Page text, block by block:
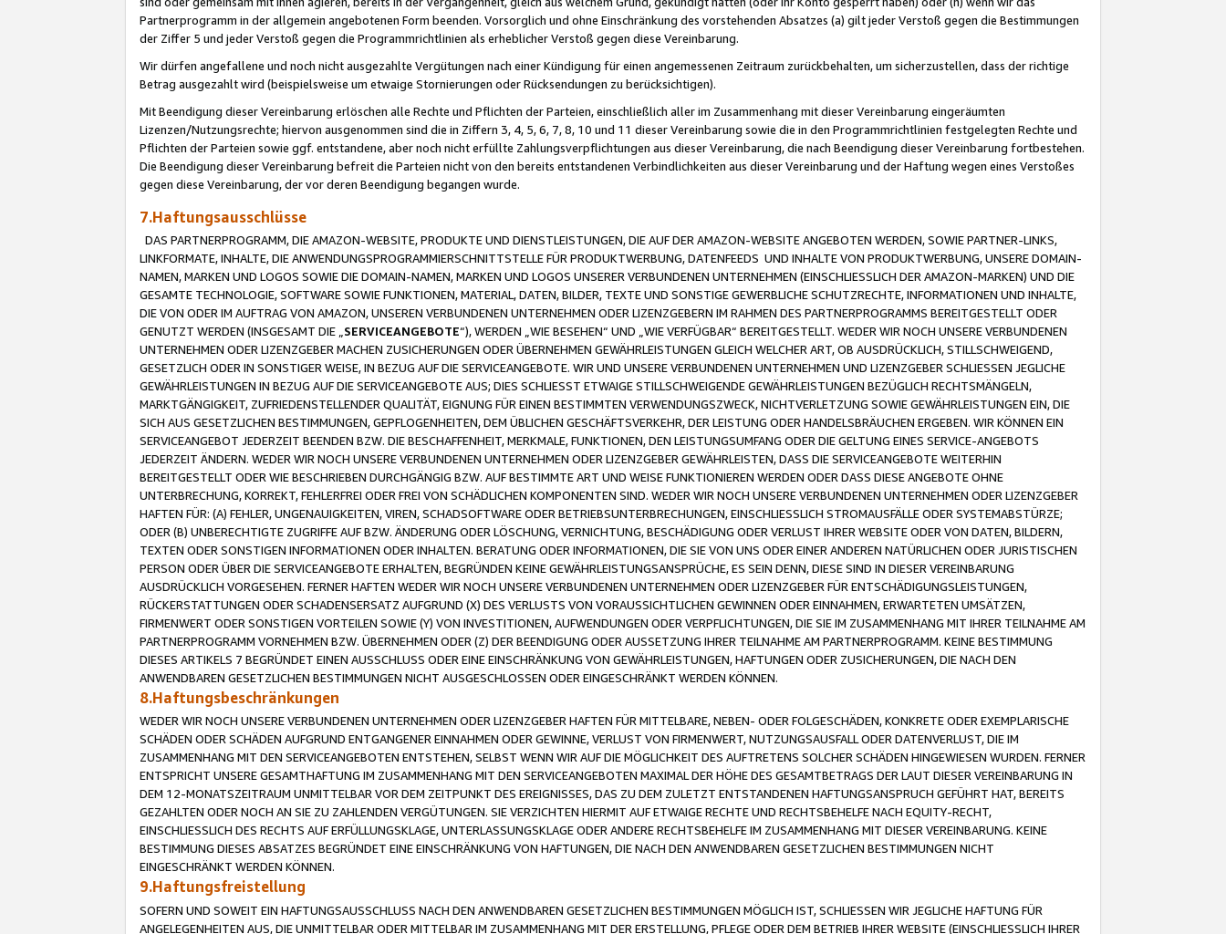
Partnerprogramm in der allgemein angebotenen Form beenden. Vorsorglich und ohne Einschränkung des vorstehenden Absatzes (a) gilt jeder Verstoß gegen die Bestimmungen
der Ziffer 5 und jeder Verstoß gegen die Programmrichtlinien als erheblicher Verstoß gegen diese Vereinbarung.
Wir dürfen angefallene und noch nicht ausgezahlte Vergütungen nach einer Kündigung für einen angemessenen Zeitraum zurückbehalten, um sicherzustellen, dass der richtige
Betrag ausgezahlt wird (beispielsweise um etwaige Stornierungen oder Rücksendungen zu berücksichtigen).
Mit Beendigung dieser Vereinbarung erlöschen alle Rechte und Pflichten der Parteien, einschließlich aller im Zusammenhang mit dieser Vereinbarung eingeräumten
Lizenzen/Nutzungsrechte; hiervon ausgenommen sind die in Ziffern 3, 4, 5, 6, 7, 8, 10 und 11 dieser Vereinbarung sowie die in den Programmrichtlinien festgelegten Rechte und
Pflichten der Parteien sowie ggf. entstandene, aber noch nicht erfüllte Zahlungsverpflichtungen aus dieser Vereinbarung, die nach Beendigung dieser Vereinbarung fortbestehen.
Die Beendigung dieser Vereinbarung befreit die Parteien nicht von den bereits entstandenen Verbindlichkeiten aus dieser Vereinbarung und der Haftung wegen eines Verstoßes
gegen diese Vereinbarung, der vor deren Beendigung begangen wurde.
7.Haftungsausschlüsse
DAS PARTNERPROGRAMM, DIE AMAZON-WEBSITE, PRODUKTE UND DIENSTLEISTUNGEN, DIE AUF DER AMAZON-WEBSITE ANGEBOTEN WERDEN, SOWIE PARTNER-LINKS,
LINKFORMATE, INHALTE, DIE ANWENDUNGSPROGRAMMIERSCHNITTSTELLE FÜR PRODUKTWERBUNG, DATENFEEDS UND INHALTE VON PRODUKTWERBUNG, UNSERE DOMAIN-
NAMEN, MARKEN UND LOGOS SOWIE DIE DOMAIN-NAMEN, MARKEN UND LOGOS UNSERER VERBUNDENEN UNTERNEHMEN (EINSCHLIESSLICH DER AMAZON-MARKEN) UND DIE
GESAMTE TECHNOLOGIE, SOFTWARE SOWIE FUNKTIONEN, MATERIAL, DATEN, BILDER, TEXTE UND SONSTIGE GEWERBLICHE SCHUTZRECHTE, INFORMATIONEN UND INHALTE,
DIE VON ODER IM AUFTRAG VON AMAZON, UNSEREN VERBUNDENEN UNTERNEHMEN ODER LIZENZGEBERN IM RAHMEN DES PARTNERPROGRAMMS BEREITGESTELLT ODER
GENUTZT WERDEN (INSGESAMT DIE „ SERVICEANGEBOTE“), WERDEN „WIE BESEHEN“ UND „WIE VERFÜGBAR“ BEREITGESTELLT. WEDER WIR NOCH UNSERE VERBUNDENEN
UNTERNEHMEN ODER LIZENZGEBER MACHEN ZUSICHERUNGEN ODER ÜBERNEHMEN GEWÄHRLEISTUNGEN GLEICH WELCHER ART, OB AUSDRÜCKLICH, STILLSCHWEIGEND,
GESETZLICH ODER IN SONSTIGER WEISE, IN BEZUG AUF DIE SERVICEANGEBOTE. WIR UND UNSERE VERBUNDENEN UNTERNEHMEN UND LIZENZGEBER SCHLIESSEN JEGLICHE
GEWÄHRLEISTUNGEN IN BEZUG AUF DIE SERVICEANGEBOTE AUS; DIES SCHLIESST ETWAIGE STILLSCHWEIGENDE GEWÄHRLEISTUNGEN BEZÜGLICH RECHTSMÄNGELN,
MARKTGÄNGIGKEIT, ZUFRIEDENSTELLENDER QUALITÄT, EIGNUNG FÜR EINEN BESTIMMTEN VERWENDUNGSZWECK, NICHTVERLETZUNG SOWIE GEWÄHRLEISTUNGEN EIN, DIE
SICH AUS GESETZLICHEN BESTIMMUNGEN, GEPFLOGENHEITEN, DEM ÜBLICHEN GESCHÄFTSVERKEHR, DER LEISTUNG ODER HANDELSBRÄUCHEN ERGEBEN. WIR KÖNNEN EIN
SERVICEANGEBOT JEDERZEIT BEENDEN BZW. DIE BESCHAFFENHEIT, MERKMALE, FUNKTIONEN, DEN LEISTUNGSUMFANG ODER DIE GELTUNG EINES SERVICE-ANGEBOTS
JEDERZEIT ÄNDERN. WEDER WIR NOCH UNSERE VERBUNDENEN UNTERNEHMEN ODER LIZENZGEBER GEWÄHRLEISTEN, DASS DIE SERVICEANGEBOTE WEITERHIN
BEREITGESTELLT ODER WIE BESCHRIEBEN DURCHGÄNGIG BZW. AUF BESTIMMTE ART UND WEISE FUNKTIONIEREN WERDEN ODER DASS DIESE ANGEBOTE OHNE
UNTERBRECHUNG, KORREKT, FEHLERFREI ODER FREI VON SCHÄDLICHEN KOMPONENTEN SIND. WEDER WIR NOCH UNSERE VERBUNDENEN UNTERNEHMEN ODER LIZENZGEBER
HAFTEN FÜR: (A) FEHLER, UNGENAUIGKEITEN, VIREN, SCHADSOFTWARE ODER BETRIEBSUNTERBRECHUNGEN, EINSCHLIESSLICH STROMAUSFÄLLE ODER SYSTEMABSTÜRZE;
ODER (B) UNBERECHTIGTE ZUGRIFFE AUF BZW. ÄNDERUNG ODER LÖSCHUNG, VERNICHTUNG, BESCHÄDIGUNG ODER VERLUST IHRER WEBSITE ODER VON DATEN, BILDERN,
TEXTEN ODER SONSTIGEN INFORMATIONEN ODER INHALTEN. BERATUNG ODER INFORMATIONEN, DIE SIE VON UNS ODER EINER ANDEREN NATÜRLICHEN ODER JURISTISCHEN
PERSON ODER ÜBER DIE SERVICEANGEBOTE ERHALTEN, BEGRÜNDEN KEINE GEWÄHRLEISTUNGSANSPRÜCHE, ES SEIN DENN, DIESE SIND IN DIESER VEREINBARUNG
AUSDRÜCKLICH VORGESEHEN. FERNER HAFTEN WEDER WIR NOCH UNSERE VERBUNDENEN UNTERNEHMEN ODER LIZENZGEBER FÜR ENTSCHÄDIGUNGSLEISTUNGEN,
RÜCKERSTATTUNGEN ODER SCHADENSERSATZ AUFGRUND (X) DES VERLUSTS VON VORAUSSICHTLICHEN GEWINNEN ODER EINNAHMEN, ERWARTETEN UMSÄTZEN,
FIRMENWERT ODER SONSTIGEN VORTEILEN SOWIE (Y) VON INVESTITIONEN, AUFWENDUNGEN ODER VERPFLICHTUNGEN, DIE SIE IM ZUSAMMENHANG MIT IHRER TEILNAHME AM
PARTNERPROGRAMM VORNEHMEN BZW. ÜBERNEHMEN ODER (Z) DER BEENDIGUNG ODER AUSSETZUNG IHRER TEILNAHME AM PARTNERPROGRAMM. KEINE BESTIMMUNG
DIESES ARTIKELS 7 BEGRÜNDET EINEN AUSSCHLUSS ODER EINE EINSCHRÄNKUNG VON GEWÄHRLEISTUNGEN, HAFTUNGEN ODER ZUSICHERUNGEN, DIE NACH DEN
ANWENDBAREN GESETZLICHEN BESTIMMUNGEN NICHT AUSGESCHLOSSEN ODER EINGESCHRÄNKT WERDEN KÖNNEN.
8.Haftungsbeschränkungen
WEDER WIR NOCH UNSERE VERBUNDENEN UNTERNEHMEN ODER LIZENZGEBER HAFTEN FÜR MITTELBARE, NEBEN- ODER FOLGESCHÄDEN, KONKRETE ODER EXEMPLARISCHE
SCHÄDEN ODER SCHÄDEN AUFGRUND ENTGANGENER EINNAHMEN ODER GEWINNE, VERLUST VON FIRMENWERT, NUTZUNGSAUSFALL ODER DATENVERLUST, DIE IM
ZUSAMMENHANG MIT DEN SERVICEANGEBOTEN ENTSTEHEN, SELBST WENN WIR AUF DIE MÖGLICHKEIT DES AUFTRETENS SOLCHER SCHÄDEN HINGEWIESEN WURDEN. FERNER
ENTSPRICHT UNSERE GESAMTHAFTUNG IM ZUSAMMENHANG MIT DEN SERVICEANGEBOTEN MAXIMAL DER HÖHE DES GESAMTBETRAGS DER LAUT DIESER VEREINBARUNG IN
DEM 12-MONATSZEITRAUM UNMITTELBAR VOR DEM ZEITPUNKT DES EREIGNISSES, DAS ZU DEM ZULETZT ENTSTANDENEN HAFTUNGSANSPRUCH GEFÜHRT HAT, BEREITS
GEZAHLTEN ODER NOCH AN SIE ZU ZAHLENDEN VERGÜTUNGEN. SIE VERZICHTEN HIERMIT AUF ETWAIGE RECHTE UND RECHTSBEHELFE NACH EQUITY-RECHT,
EINSCHLIESSLICH DES RECHTS AUF ERFÜLLUNGSKLAGE, UNTERLASSUNGSKLAGE ODER ANDERE RECHTSBEHELFE IM ZUSAMMENHANG MIT DIESER VEREINBARUNG. KEINE
BESTIMMUNG DIESES ABSATZES BEGRÜNDET EINE EINSCHRÄNKUNG VON HAFTUNGEN, DIE NACH DEN ANWENDBAREN GESETZLICHEN BESTIMMUNGEN NICHT
EINGESCHRÄNKT WERDEN KÖNNEN.
9.Haftungsfreistellung
SOFERN UND SOWEIT EIN HAFTUNGSAUSSCHLUSS NACH DEN ANWENDBAREN GESETZLICHEN BESTIMMUNGEN MÖGLICH IST, SCHLIESSEN WIR JEGLICHE HAFTUNG FÜR
ANGELEGENHEITEN AUS, DIE UNMITTELBAR ODER MITTELBAR IM ZUSAMMENHANG MIT DER ERSTELLUNG, PFLEGE ODER DEM BETRIEB IHRER WEBSITE (EINSCHLIESSLICH IHRER